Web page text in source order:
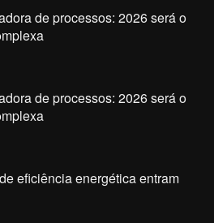
de processos: 2026 será o
de processos: 2026 será o
eficiência energética entram